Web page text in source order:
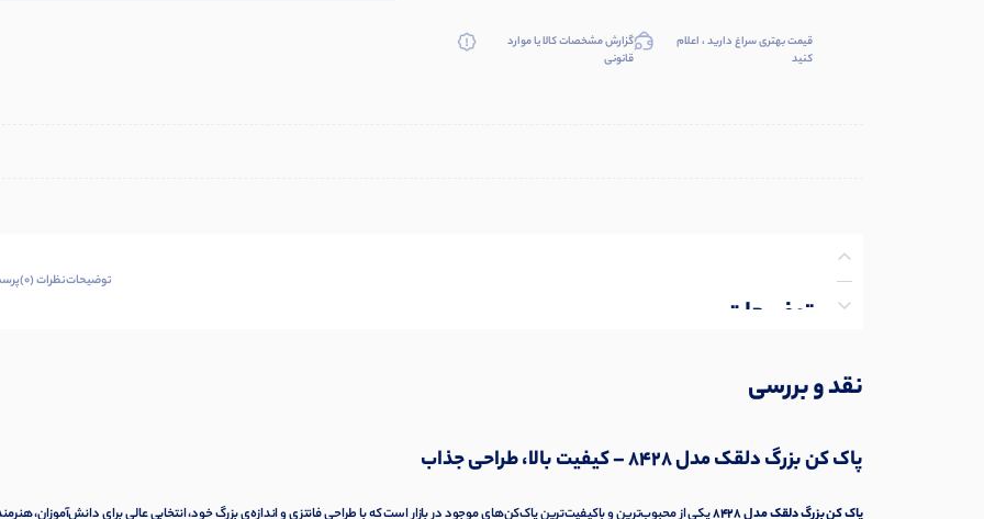
قیمت بهتری سراغ دارید ، اعلام
کنید
گزارش مشخصات کالا یا موارد
قانونی
توضیحات
نظرات (0)
پرسش‌ها
توضیحاتنظرات (0)
نقد و بررسی
پاک کن بزرگ دلقک مدل 8428 – کیفیت بالا، طراحی جذاب